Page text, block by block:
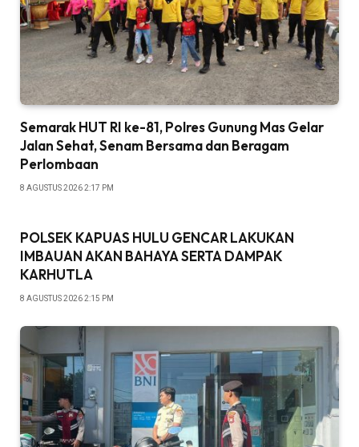
Semarak HUT RI ke-81, Polres Gunung Mas Gelar
Jalan Sehat, Senam Bersama dan Beragam
Perlombaan
8 AGUSTUS 2026 2:17 PM
POLSEK KAPUAS HULU GENCAR LAKUKAN
IMBAUAN AKAN BAHAYA SERTA DAMPAK
KARHUTLA
8 AGUSTUS 2026 2:15 PM